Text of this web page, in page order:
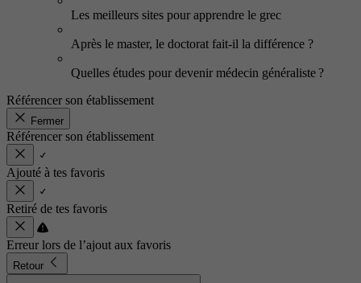
Les meilleurs sites pour apprendre le grec
Après le master, le doctorat fait-il la différence ?
Quelles études pour devenir médecin généraliste ?
Référencer son établissement
Fermer
Référencer son établissement
Ajouté à tes favoris
Retiré de tes favoris
Erreur lors de l’ajout aux favoris
Retour